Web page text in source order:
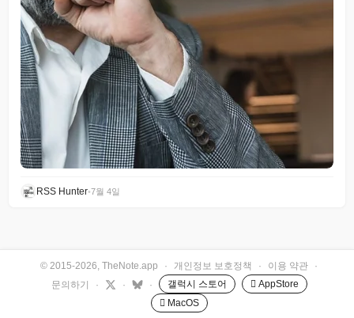
RSS Hunter•7월 4일
© 2015-2026, TheNote.app · 개인정보 보호정책 · 이용 약관
·
문의하기
· · · 갤럭시 스토어
 AppStore
 MacOS